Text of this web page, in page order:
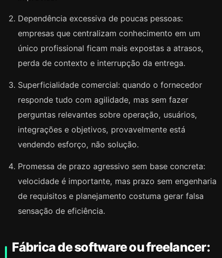
Dependência excessiva de poucas pessoas:
empresas que centralizam conhecimento em um
único profissional ficam mais expostas a atrasos,
perda de contexto e interrupção da entrega.
Superficialidade comercial: quando o fornecedor
responde tudo com agilidade, mas sem fazer
perguntas relevantes sobre operação, usuários,
integrações e objetivos, provavelmente está
vendendo esforço, não solução.
Promessa de prazo agressivo sem base concreta:
velocidade é importante, mas prazo sem engenharia
de requisitos e planejamento costuma gerar falsa
sensação de eficiência.
Fábrica de software ou freelancer: